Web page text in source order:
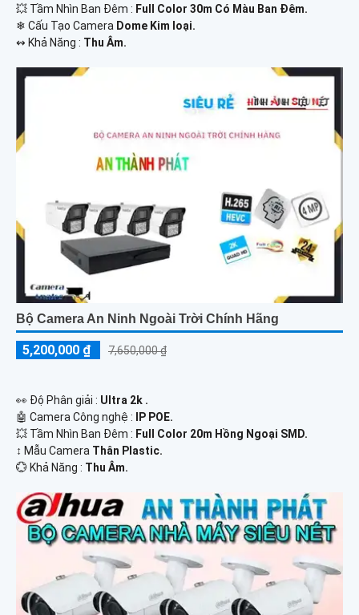
💥 Tầm Nhìn Ban Đêm : Full Color 30m Có Màu Ban Ðêm.
❄ Cấu Tạo Camera Dome Kim loại.
️↭ Khả Năng : Thu Âm.
Bộ Camera An Ninh Ngoài Trời Chính Hãng
5,200,000 ₫ 7,650,000 ₫
️👀 Độ Phân giải : Ultra 2k .
🤖️ Camera Công nghệ :
IP POE.
💥 Tầm Nhìn Ban Đêm : Full Color 20m Hồng Ngoại SMD.
↕️ Mẫu Camera Thân Plastic.
️💮 Khả Năng : Thu Âm.